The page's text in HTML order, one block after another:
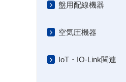
盤用配線機器
空気圧機器
IoT・IO-Link関連